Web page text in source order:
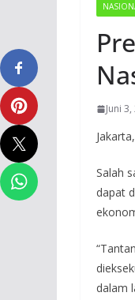
Juni
Salah
dapat
dalam